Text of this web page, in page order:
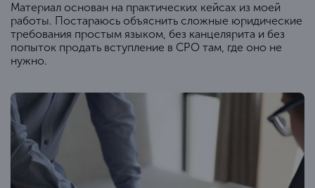
Материал основан на практических кейсах из моей
работы. Постараюсь объяснить сложные юридические
требования простым языком, без канцелярита и без
попыток продать вступление в СРО там, где оно не
нужно.